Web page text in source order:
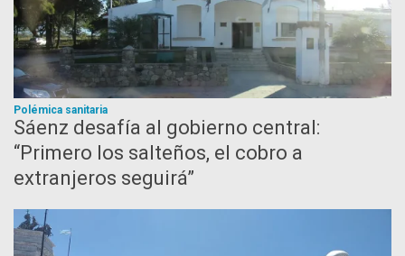
Polémica sanitaria
Sáenz desafía al gobierno central:
“Primero los salteños, el cobro a
extranjeros seguirá”